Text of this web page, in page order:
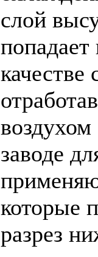
слой
качестве
заводе
которые
разрез